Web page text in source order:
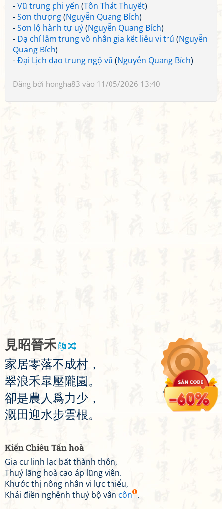
-Vũ trung phi yến (Tôn Thất Thuyết)
-Sơn thượng(Nguyễn Quang Bích)
-Sơn lộ hành tự uỷ(Nguyễn Quang Bích)
- Dạ chí lâm trung vô nhân gia kết liêu vi trú (Nguyễn
Quang Bích)
-Đại Lịch đạo trung ngộ vũ (Nguyễn Quang Bích)
Đăng bởi hongha83 vào 11/05/2026 13:40
見昭晉禾
家居零落不成村 ，
翠浪禾皐壓隴園 。
卻是農 人 爲力少 ，
溉田迎水步雲根。
Kiến Chiêu Tấn hoà
Gia cư linh lạc bất thành thôn,
Thuý lãng hoà cao áp lũng viên.
Khước thị nông nhân vi lực thiểu,
Khái điền nghênh thuỷ bộ vân côn .